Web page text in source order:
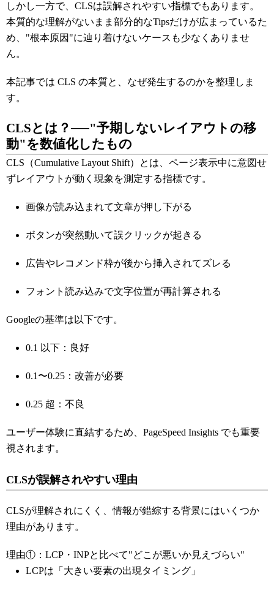
しかし一方で、CLSは誤解されやすい指標でもあります。
本質的な理解がないまま部分的なTipsだけが広まっているた
め、"根本原因"に辿り着けないケースも少なくありませ
ん。
本記事では CLS の本質と、なぜ発生するのかを整理しま
す。
CLSとは？──"予期しないレイアウトの移
動"を数値化したもの
CLS（Cumulative Layout Shift）とは、ページ表示中に意図せ
ずレイアウトが動く現象を測定する指標です。
画像が読み込まれて文章が押し下がる
ボタンが突然動いて誤クリックが起きる
広告やレコメンド枠が後から挿入されてズレる
フォント読み込みで文字位置が再計算される
Googleの基準は以下です。
0.1 以下：良好
0.1〜0.25：改善が必要
0.25 超：不良
ユーザー体験に直結するため、PageSpeed Insights でも重要
視されます。
CLSが誤解されやすい理由
CLSが理解されにくく、情報が錯綜する背景にはいくつか
理由があります。
理由①：LCP・INPと比べて"どこが悪いか見えづらい"
LCPは「大きい要素の出現タイミング」